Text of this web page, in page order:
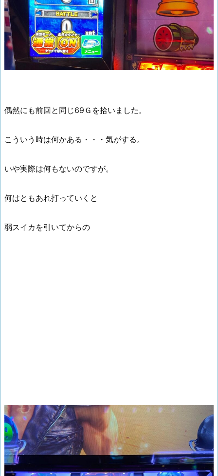
偶然にも前回と同じ69Ｇを拾いました。
こういう時は何かある・・・気がする。
いや実際は何もないのですが。
何はともあれ打っていくと
弱スイカを引いてからの